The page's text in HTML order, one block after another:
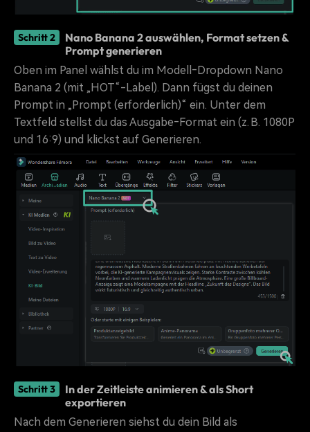
Schritt 2
Nano Banana 2 auswählen, Format setzen &
Prompt generieren
Oben im Panel wählst du im Modell‑Dropdown Nano
Banana 2 (mit „HOT“-Label). Dann fügst du deinen
Prompt in „Prompt (erforderlich)“ ein. Unter dem
Textfeld stellst du das Ausgabe‑Format ein (z. B. 1080P
und 16:9) und klickst auf Generieren.
Schritt 3
In der Zeitleiste animieren & als Short
exportieren
Nach dem Generieren siehst du dein Bild als